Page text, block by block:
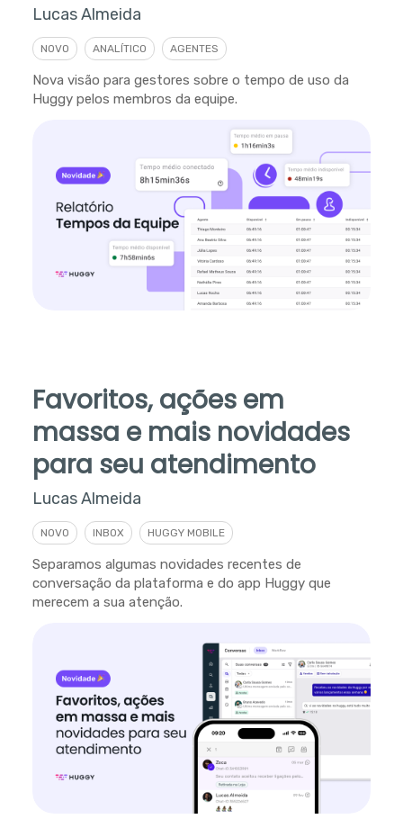
Lucas Almeida
NOVO ANALÍTICO AGENTES
Nova visão para gestores sobre o tempo de uso da
Huggy pelos membros da equipe.
Favoritos, ações em
massa e mais novidades
para seu atendimento
Lucas Almeida
NOVO INBOX HUGGY MOBILE
Separamos algumas novidades recentes de
conversação da plataforma e do app Huggy que
merecem a sua atenção.